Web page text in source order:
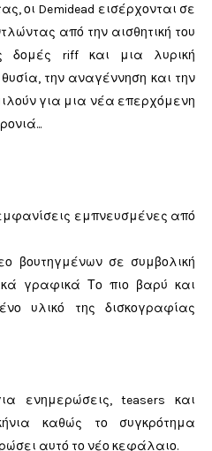
οι Demidead εισέρχονται σε
από την αισθητική του
δομές riff και μια λυρική
την αναγέννηση και την
για μια νέα επερχόμενη
εμπνευσμένες από
βουτηγμένων σε συμβολική
γραφικά Το πιο βαρύ και
υλικό της δισκογραφίας
ενημερώσεις, teasers και
καθώς το συγκρότημα
αυτό το νέο κεφάλαιο.